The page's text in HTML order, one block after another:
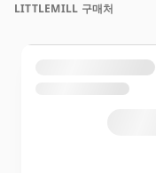
LITTLEMILL 구매처